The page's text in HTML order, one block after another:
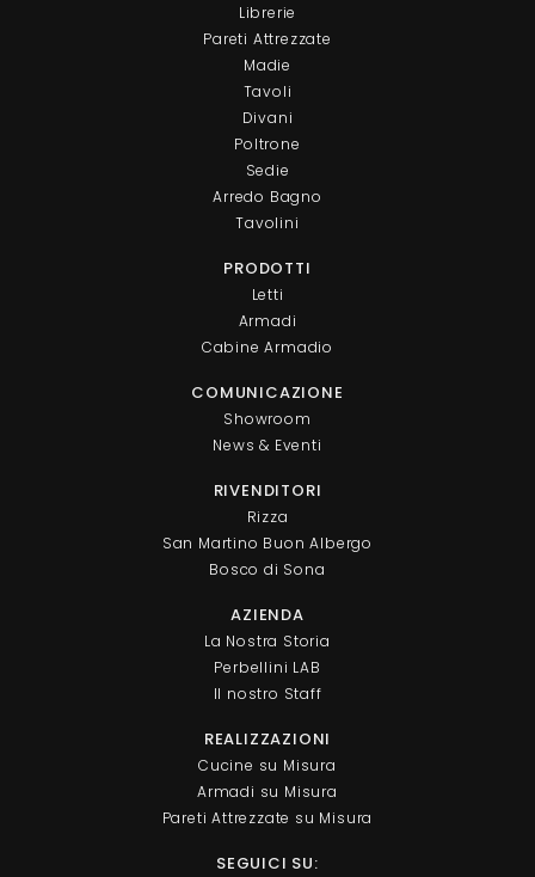
Librerie
Pareti Attrezzate
Madie
Tavoli
Divani
Poltrone
Sedie
Arredo Bagno
Tavolini
PRODOTTI
Letti
Armadi
Cabine Armadio
COMUNICAZIONE
Showroom
News & Eventi
RIVENDITORI
Rizza
San Martino Buon Albergo
Bosco di Sona
AZIENDA
La Nostra Storia
Perbellini LAB
Il nostro Staff
REALIZZAZIONI
Cucine su Misura
Armadi su Misura
Pareti Attrezzate su Misura
SEGUICI SU: